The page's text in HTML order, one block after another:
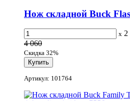
Hож складной Buck
x 2
4 060
Скидка 32%
Артикул: 101764